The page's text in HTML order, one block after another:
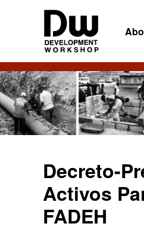
DW
Angola
Development
Workshop
Angola
Decreto-
Activos
FADEH